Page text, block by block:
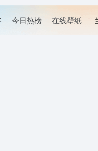
今日热榜 在线壁纸